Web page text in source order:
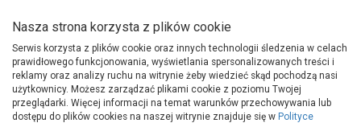
Strona główna Wykończenie
Drzwi
Drzwi specjalistyczne, techniczne
Drzwi przeciwpożarowe
Nasza strona korzysta z plików cookie
Serwis korzysta z plików cookie oraz innych technologii śledzenia w celach
prawidłowego funkcjonowania, wyświetlania spersonalizowanych treści i
reklamy oraz analizy ruchu na witrynie żeby wiedzieć skąd pochodzą nasi
użytkownicy. Możesz zarządzać plikami cookie z poziomu Twojej
przeglądarki. Więcej informacji na temat warunków przechowywania lub
dostępu do plików cookies na naszej witrynie znajduje się w Polityce